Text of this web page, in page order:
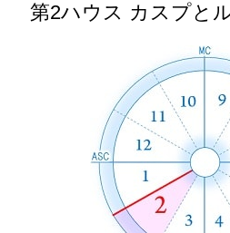
第2ハウス カスプと